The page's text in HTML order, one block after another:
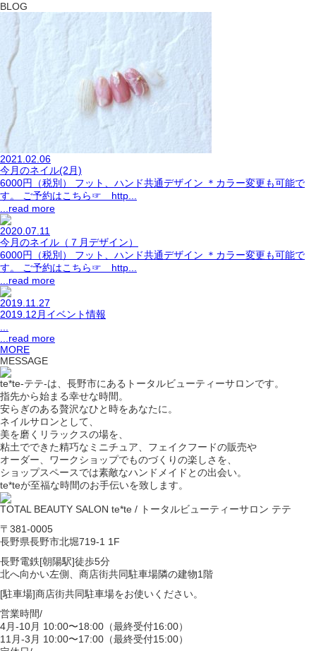
BLOG
2021.02.06
今月のネイル(2月)
6000円（税別） フット、ハンド共通デザイン ＊カラー変更も可能で
す。 ご予約はこちら☞ http...
...read more
2020.07.11
今月のネイル（７月デザイン）
6000円（税別） フット、ハンド共通デザイン ＊カラー変更も可能で
す。 ご予約はこちら☞ http...
...read more
2019.11.27
2019.12月イベント情報
...read more
MORE
MESSAGE
te*te-テテ-は、長野市にあるトータルビューティーサロンです。
指先から始まる幸せな時間。
安らぎのある贅沢なひと時をあなたに。
ネイルサロンとして、
美を磨くリラックスの場を、
粘土でできた精巧なミニチュア、フェイクフードの販売や
オーダー、ワークショップでものづくりの楽しさを、
ショップスペースでは素敵なハンドメイドとの出会い。
te*teが至福な時間のお手伝いを致します。
TOTAL BEAUTY SALON te*te / トータルビューティーサロン テテ
〒381-0005
長野県長野市北堀719-1 1F
長野電鉄[朝陽駅]徒歩5分
北へ向かい左側、商店街共同駐車場隣の建物1階
[駐車場]商店街共同駐車場をお使いください。
営業時間/
4月-10月 10:00〜18:00（最終受付16:00）
11月-3月 10:00〜17:00（最終受付15:00）